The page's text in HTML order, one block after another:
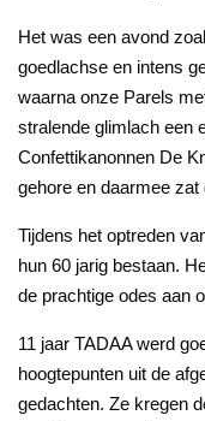
Het was een avond
goedlachse en intens
waarna onze Parels
stralende glimlach een
Confettikanonnen De
gehore en daarmee
Tijdens het optreden
hun 60 jarig bestaan.
de prachtige odes aan
11 jaar TADAA werd
hoogtepunten uit de
gedachten. Ze kregen